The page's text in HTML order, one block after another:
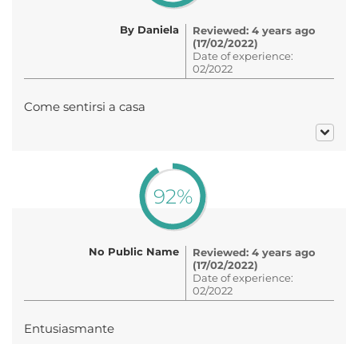
By Daniela
Reviewed: 4 years ago
(17/02/2022)
Date of experience:
02/2022
Come sentirsi a casa
92%
No Public Name
Reviewed: 4 years ago
(17/02/2022)
Date of experience:
02/2022
Entusiasmante